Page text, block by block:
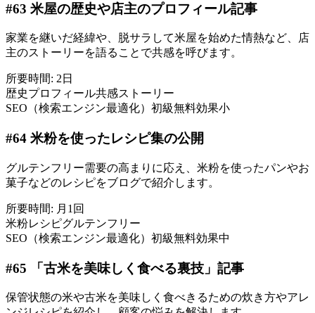
#63 米屋の歴史や店主のプロフィール記事
家業を継いだ経緯や、脱サラして米屋を始めた情熱など、店
主のストーリーを語ることで共感を呼びます。
所要時間: 2日
歴史プロフィール共感ストーリー
SEO（検索エンジン最適化） 初級無料効果小
#64 米粉を使ったレシピ集の公開
グルテンフリー需要の高まりに応え、米粉を使ったパンやお
菓子などのレシピをブログで紹介します。
所要時間: 月1回
米粉レシピグルテンフリー
SEO（検索エンジン最適化） 初級無料効果中
#65 「古米を美味しく食べる裏技」記事
保管状態の米や古米を美味しく食べきるための炊き方やアレ